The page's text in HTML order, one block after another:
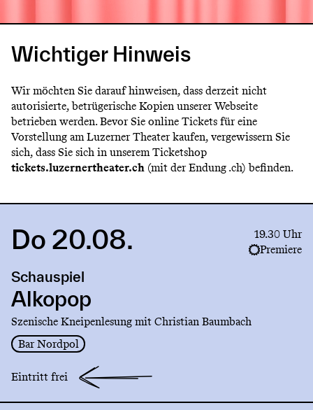
Wichtiger Hinweis
Wir möchten Sie darauf hinweisen, dass derzeit nicht
autorisierte, betrügerische Kopien unserer Webseite
betrieben werden. Bevor Sie online Tickets für eine
Vorstellung am Luzerner Theater kaufen, vergewissern Sie
sich, dass Sie sich in unserem Ticketshop
tickets.luzernertheater.ch (mit der Endung .ch) befinden.
Link
Alkopop
Do 20.08.
19.30 Uhr
Premiere
Schauspiel
Alkopop
Szenische Kneipenlesung mit Christian Baumbach
Bar Nordpol
Eintritt frei